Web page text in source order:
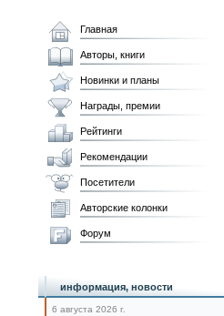
Главная
Авторы, книги
Новинки и планы
Награды, премии
Рейтинги
Рекомендации
Посетители
Авторские колонки
Форум
информация, новости
6 августа 2026 г.